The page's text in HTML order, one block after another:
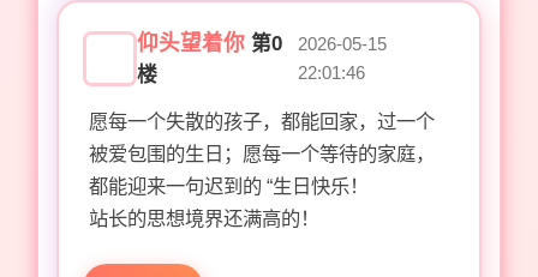
仰头望着你 第0
楼
2026-05-15
22:01:46
愿每一个失散的孩子，都能回家，过一个
被爱包围的生日；愿每一个等待的家庭，
都能迎来一句迟到的 “生日快乐！
站长的思想境界还满高的！